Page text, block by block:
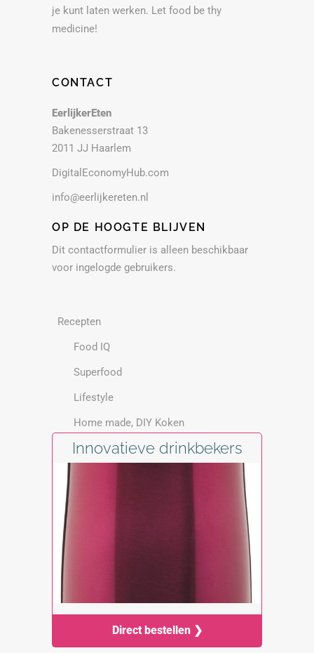
je kunt laten werken. Let food be thy
medicine!
CONTACT
EerlijkerEten
Bakenesserstraat 13
2011 JJ Haarlem
DigitalEconomyHub.com
info@eerlijkereten.nl
OP DE HOOGTE BLIJVEN
Dit contactformulier is alleen beschikbaar
voor ingelogde gebruikers.
Recepten
Food IQ
Superfood
Lifestyle
Home made, DIY Koken
Innovatieve drinkbekers
Direct bestellen ❯